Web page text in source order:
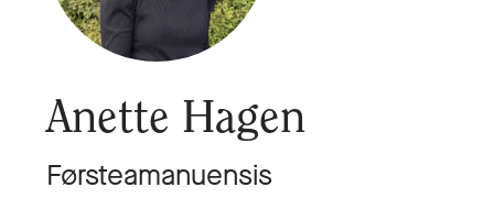
Anette Hagen
Førsteamanuensis